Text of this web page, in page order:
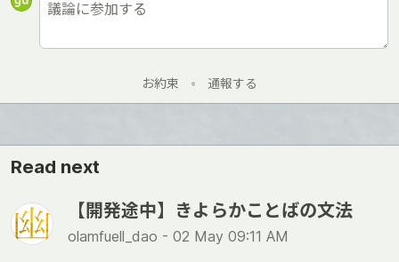
お約束 • 通報する
Read next
【開発途中】きよらかことばの文法
olamfuell_dao - 02 May 09:11 AM